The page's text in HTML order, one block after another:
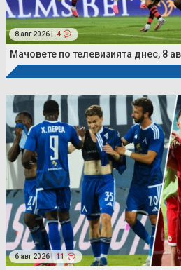
8 авг 2026 | 4
Мачовете по телевизията днес, 8
6 авг 2026 | 11